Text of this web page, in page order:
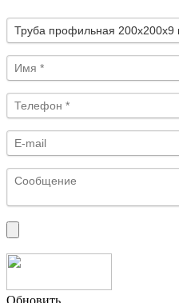
Обновить